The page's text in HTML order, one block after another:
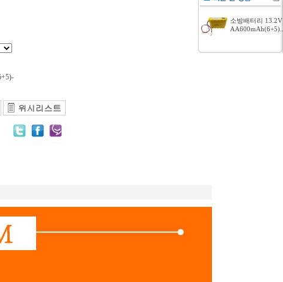
소방배터리 13.2V
AA600mAh(6+5)..